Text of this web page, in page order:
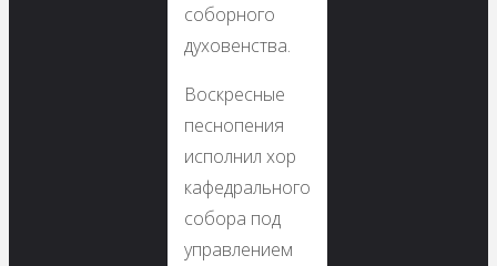
соборного
духовенства.
Воскресные
песнопения
исполнил хор
кафедрального
собора под
управлением